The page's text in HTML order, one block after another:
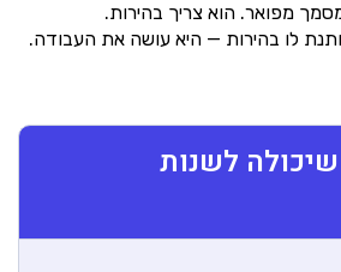
מפואר. הוא צריך בהירות.
לו בהירות — היא עושה את העבודה.
לשנות